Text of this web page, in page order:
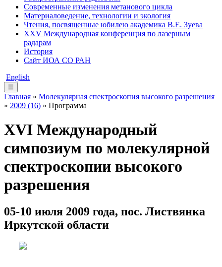
Современные изменения метанового цикла
Материаловедение, технологии и экология
Чтения, посвященные юбилею академика В.Е. Зуева
XXV Международная конференция по лазерным
радарам
История
Сайт ИОА СО РАН
English
☰
Главная » Молекулярная спектроскопия высокого разрешения
» 2009 (16) » Программа
XVI Международный
симпозиум по молекулярной
спектроскопии высокого
разрешения
05-10 июля 2009 года, пос. Листвянка
Иркутской области